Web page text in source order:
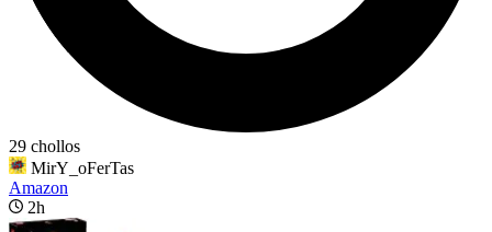
29 chollos
MirY_oFerTas
Amazon
2h